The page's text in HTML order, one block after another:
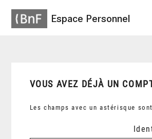
Espace Personnel
VOUS AVEZ DÉJÀ UN
Les champs avec un astérisque